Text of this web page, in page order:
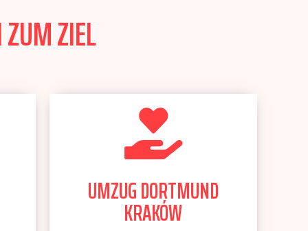
ZIEL
UMZUG DORTMUND
KRAKÓW